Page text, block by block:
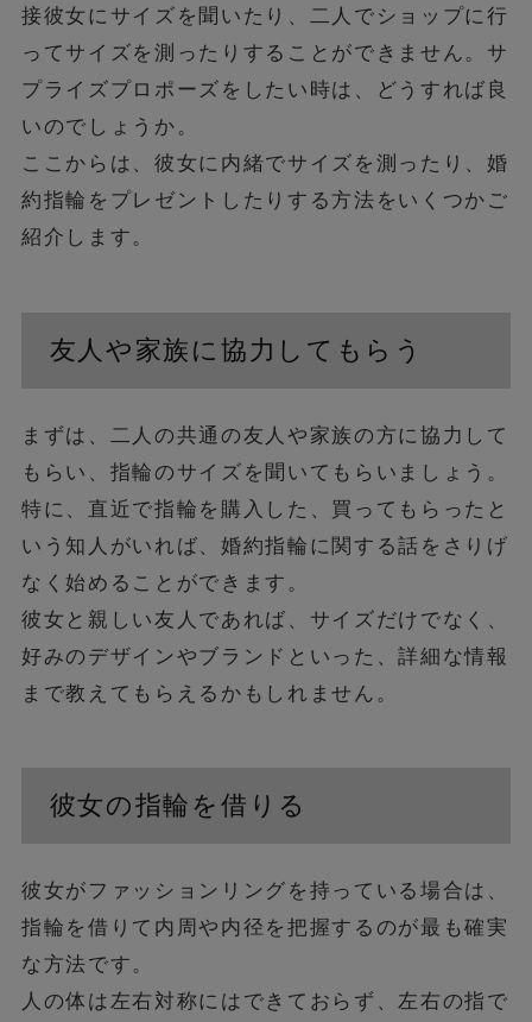
接彼女にサイズを聞いたり、二人でショップに行
ってサイズを測ったりすることができません。サ
プライズプロポーズをしたい時は、どうすれば良
いのでしょうか。
ここからは、彼女に内緒でサイズを測ったり、婚
約指輪をプレゼントしたりする方法をいくつかご
紹介します。
友人や家族に協力してもらう
まずは、二人の共通の友人や家族の方に協力して
もらい、指輪のサイズを聞いてもらいましょう。
特に、直近で指輪を購入した、買ってもらったと
いう知人がいれば、婚約指輪に関する話をさりげ
なく始めることができます。
彼女と親しい友人であれば、サイズだけでなく、
好みのデザインやブランドといった、詳細な情報
まで教えてもらえるかもしれません。
彼女の指輪を借りる
彼女がファッションリングを持っている場合は、
指輪を借りて内周や内径を把握するのが最も確実
な方法です。
人の体は左右対称にはできておらず、左右の指で